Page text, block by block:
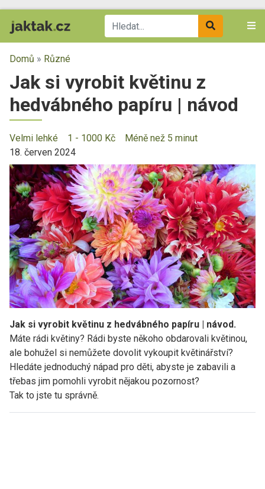
Domů » Různé
Jak si vyrobit květinu z
hedvábného papíru | návod
Velmi lehké 1 - 1000 Kč
Méně než 5 minut
18. červen 2024
Jak si vyrobit květinu z hedvábného papíru | návod.
Máte rádi květiny? Rádi byste někoho obdarovali květinou,
ale bohužel si nemůžete dovolit vykoupit květinářství?
Hledáte jednoduchý nápad pro děti, abyste je zabavili a
třebas jim pomohli vyrobit nějakou pozornost?
Tak to jste tu správně.